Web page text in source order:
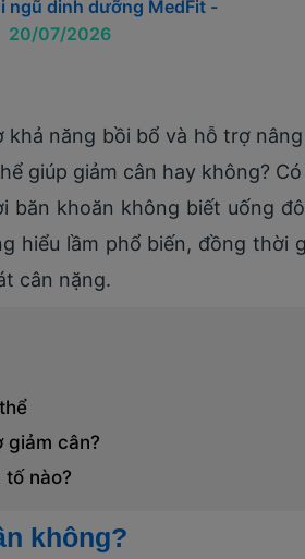
ngũ dinh dưỡng MedFit -
20/07/2026
năng bồi bổ và hỗ trợ
giúp giảm cân hay không?
băn khoăn không biết uống
hiểu lầm phổ biến, đồng thời
cân nặng.
giảm cân?
nào?
không?